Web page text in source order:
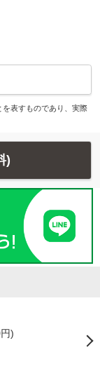
表すものであり、実際
)
)